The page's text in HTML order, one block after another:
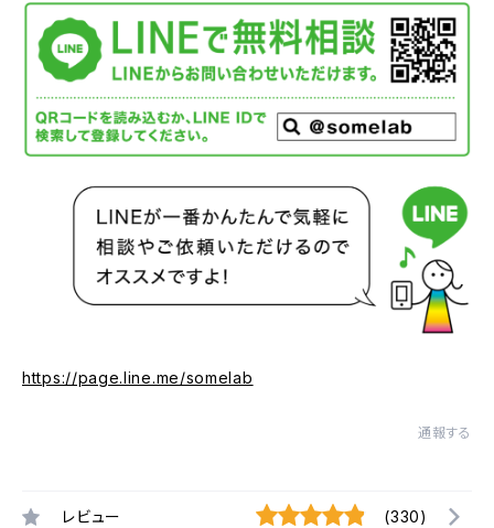
https://page.line.me/somelab
通報する
レビュー (330)